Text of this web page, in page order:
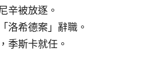
辛被放逐。
洛希德案」辭職。
季斯卡就任。